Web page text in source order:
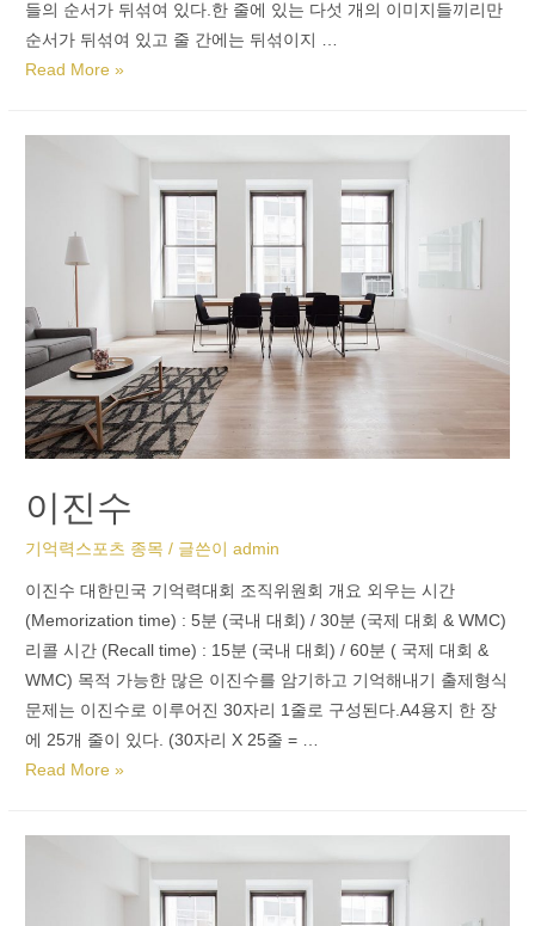
들의 순서가 뒤섞여 있다.한 줄에 있는 다섯 개의 이미지들끼리만
순서가 뒤섞여 있고 줄 간에는 뒤섞이지 …
Read More »
이진수
기억력스포츠 종목 / 글쓴이admin
이진수 대한민국 기억력대회 조직위원회 개요 외우는 시간
(Memorization time) : 5분 (국내 대회) / 30분 (국제 대회 & WMC)
리콜 시간 (Recall time) : 15분 (국내 대회) / 60분 ( 국제 대회 &
WMC) 목적 가능한 많은 이진수를 암기하고 기억해내기 출제형식
문제는 이진수로 이루어진 30자리 1줄로 구성된다.A4용지 한 장
에 25개 줄이 있다. (30자리 X 25줄 = …
Read More »